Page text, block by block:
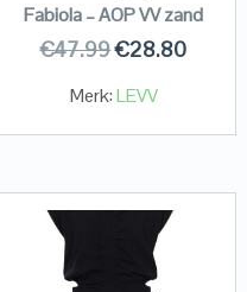
Fabiola – AOP VV zand
€47.99€28.80
Merk:LEVV